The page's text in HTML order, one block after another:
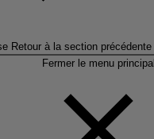
Retour à la section précédente
Fermer le menu principal